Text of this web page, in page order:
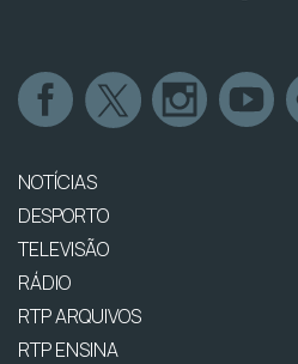
NOTÍCIAS
DESPORTO
TELEVISÃO
RÁDIO
RTP ARQUIVOS
RTP ENSINA